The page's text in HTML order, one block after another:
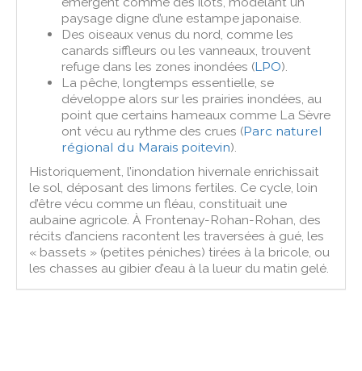
paysage digne d’une estampe japonaise.
Des oiseaux venus du nord, comme les
canards siffleurs ou les vanneaux, trouvent
refuge dans les zones inondées (LPO).
La pêche, longtemps essentielle, se
développe alors sur les prairies inondées, au
point que certains hameaux comme La Sèvre
ont vécu au rythme des crues (Parc naturel
régional du Marais poitevin).
Historiquement, l’inondation hivernale enrichissait
le sol, déposant des limons fertiles. Ce cycle, loin
d’être vécu comme un fléau, constituait une
aubaine agricole. À Frontenay-Rohan-Rohan, des
récits d’anciens racontent les traversées à gué, les
« bassets » (petites péniches) tirées à la bricole, ou
les chasses au gibier d’eau à la lueur du matin gelé.